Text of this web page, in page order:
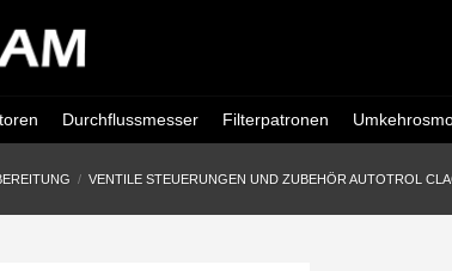
Durchflussmesser Filterpatronen
/ VENTILE STEUERUNGEN UND ZUBEHÖR AUTOTROL